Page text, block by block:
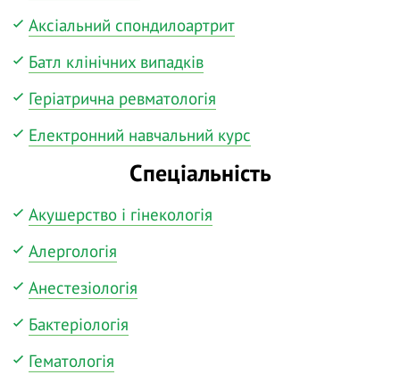
Аксіальний спондилоартрит
Батл клінічних випадків
Геріатрична ревматологія
Електронний навчальний курс
Спеціальність
Акушерство і гінекологія
Алергологія
Анестезіологія
Бактеріологія
Гематологія